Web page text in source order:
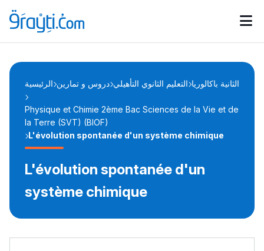
Catégories
d'actualités
Annonces bourses
الرئيسية دروس و تمارين التعليم الثانوي التأهيلي الثانية باكالوريا
Physique et Chimie 2ème Bac Sciences de la Vie et de
la Terre (SVT) (BIOF)
L'évolution spontanée d'un système chimique
L'évolution spontanée d'un
système chimique